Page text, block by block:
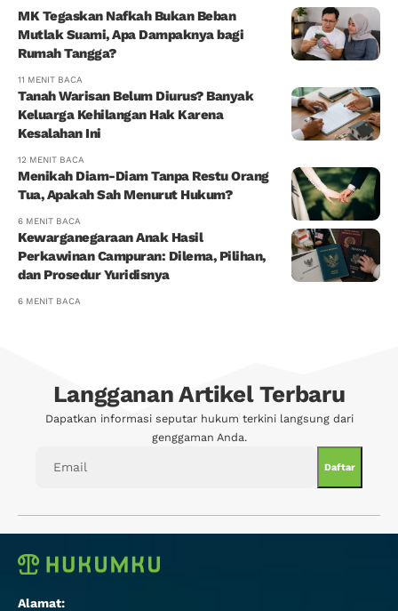
MK Tegaskan Nafkah Bukan Beban
Mutlak Suami, Apa Dampaknya bagi
Rumah Tangga?
11 MENIT BACA
Tanah Warisan Belum Diurus? Banyak
Keluarga Kehilangan Hak Karena
Kesalahan Ini
12 MENIT BACA
Menikah Diam-Diam Tanpa Restu Orang
Tua, Apakah Sah Menurut Hukum?
6 MENIT BACA
Kewarganegaraan Anak Hasil
Perkawinan Campuran: Dilema, Pilihan,
dan Prosedur Yuridisnya
6 MENIT BACA
Langganan Artikel Terbaru
Dapatkan informasi seputar hukum terkini langsung dari
genggaman Anda.
Alamat: